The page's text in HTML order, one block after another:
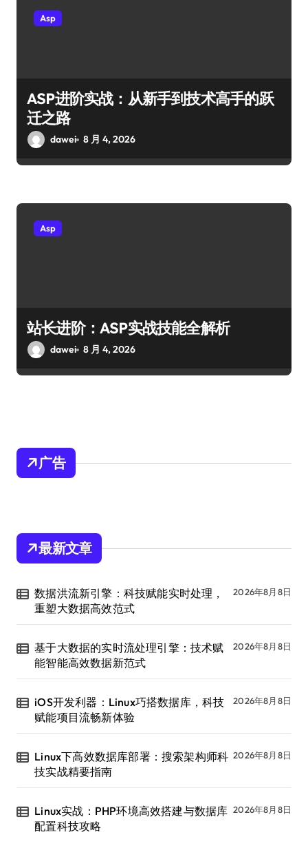
Asp
ASP进阶实战：从新手到技术高手的跃
迁之路
dawei 8 月 4, 2026
Asp
站长进阶：ASP实战技能全解析
dawei 8 月 4, 2026
广告
最新文章
数据洪流新引擎：科技赋能实时处理，
重塑大数据高效范式
2026年8月8日
基于大数据的实时流处理引擎：技术赋
能智能高效数据新范式
2026年8月8日
iOS开发利器：Linux巧搭数据库，科技
赋能项目流畅新体验
2026年8月8日
Linux下高效数据库部署：搜索架构师科
技实战精要指南
2026年8月8日
Linux实战：PHP环境高效搭建与数据库
配置科技攻略
2026年8月8日